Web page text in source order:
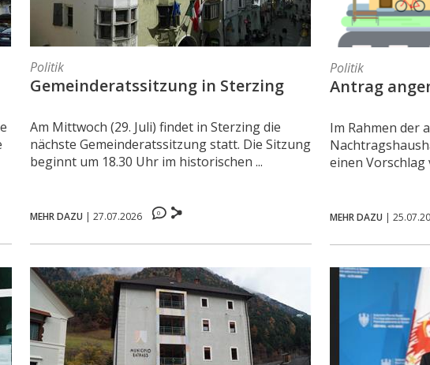
Politik
Gemeinderatssitzung in Sterzing
Am Mittwoch (29. Juli) findet in Sterzing die
nächste Gemeinderatssitzung statt. Die Sitzung
beginnt um 18.30 Uhr im historischen ...
MEHR DAZU | 27.07.2026 0
Politik
Antrag
Im Rahmen der
einen Vorschlag
MEHR DAZU |